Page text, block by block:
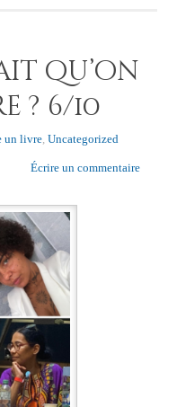
qu’on
? 6/10
un livre, Uncategorized
Écrire un commentaire